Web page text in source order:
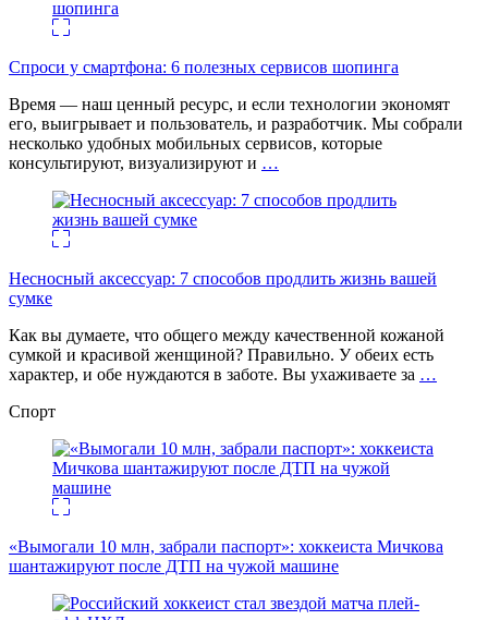
Спроси у смартфона: 6 полезных cервисов шопинга
Время — наш ценный ресурс, и если технологии экономят
его, выигрывает и пользователь, и разработчик. Мы собрали
несколько удобных мобильных сервисов, которые
консультируют, визуализируют и …
Несносный аксессуар: 7 способов продлить жизнь вашей
сумке
Как вы думаете, что общего между качественной кожаной
сумкой и красивой женщиной? Правильно. У обеих есть
характер, и обе нуждаются в заботе. Вы ухаживаете за …
Спорт
«Вымогали 10 млн, забрали паспорт»: хоккеиста Мичкова
шантажируют после ДТП на чужой машине